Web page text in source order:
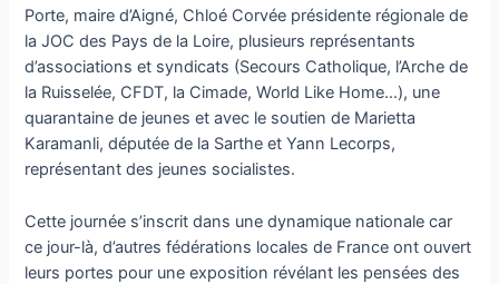
Porte, maire d’Aigné, Chloé Corvée présidente régionale de
la JOC des Pays de la Loire, plusieurs représentants
d’associations et syndicats (Secours Catholique, l’Arche de
la Ruisselée, CFDT, la Cimade, World Like Home…), une
quarantaine de jeunes et avec le soutien de Marietta
Karamanli, députée de la Sarthe et Yann Lecorps,
représentant des jeunes socialistes.
Cette journée s’inscrit dans une dynamique nationale car
ce jour-là, d’autres fédérations locales de France ont ouvert
leurs portes pour une exposition révélant les pensées des